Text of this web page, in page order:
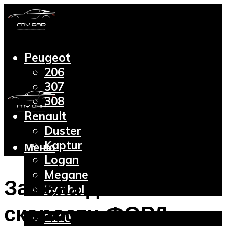
Peugeot
206
307
308
Renault
Duster
Kaptur
Logan
Megane
Symbol
2110
Меню
Замена датчика
скорости ФОРД